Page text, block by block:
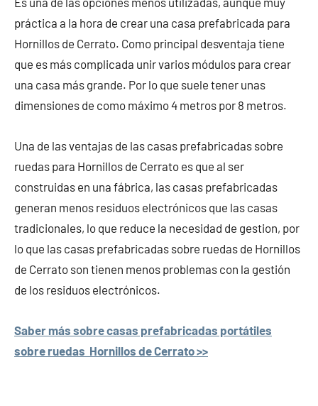
práctica a la hora de crear una casa prefabricada para
Hornillos de Cerrato. Como principal desventaja tiene
que es más complicada unir varios módulos para crear
una casa más grande. Por lo que suele tener unas
dimensiones de como máximo 4 metros por 8 metros.
Una de las ventajas de las casas prefabricadas sobre
ruedas para Hornillos de Cerrato es que al ser
construidas en una fábrica, las casas prefabricadas
generan menos residuos electrónicos que las casas
tradicionales, lo que reduce la necesidad de gestion, por
lo que las casas prefabricadas sobre ruedas de Hornillos
de Cerrato son tienen menos problemas con la gestión
de los residuos electrónicos.
Saber más sobre casas prefabricadas portátiles
sobre ruedas Hornillos de Cerrato >>